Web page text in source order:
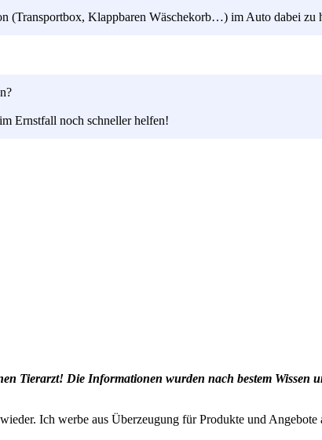
(Transportbox, Klappbaren Wäschekorb…) im Auto dabei zu
Ernstfall noch schneller helfen!
Tierarzt! Die Informationen wurden nach bestem Wissen
Ich werbe aus Überzeugung für Produkte und Angebote